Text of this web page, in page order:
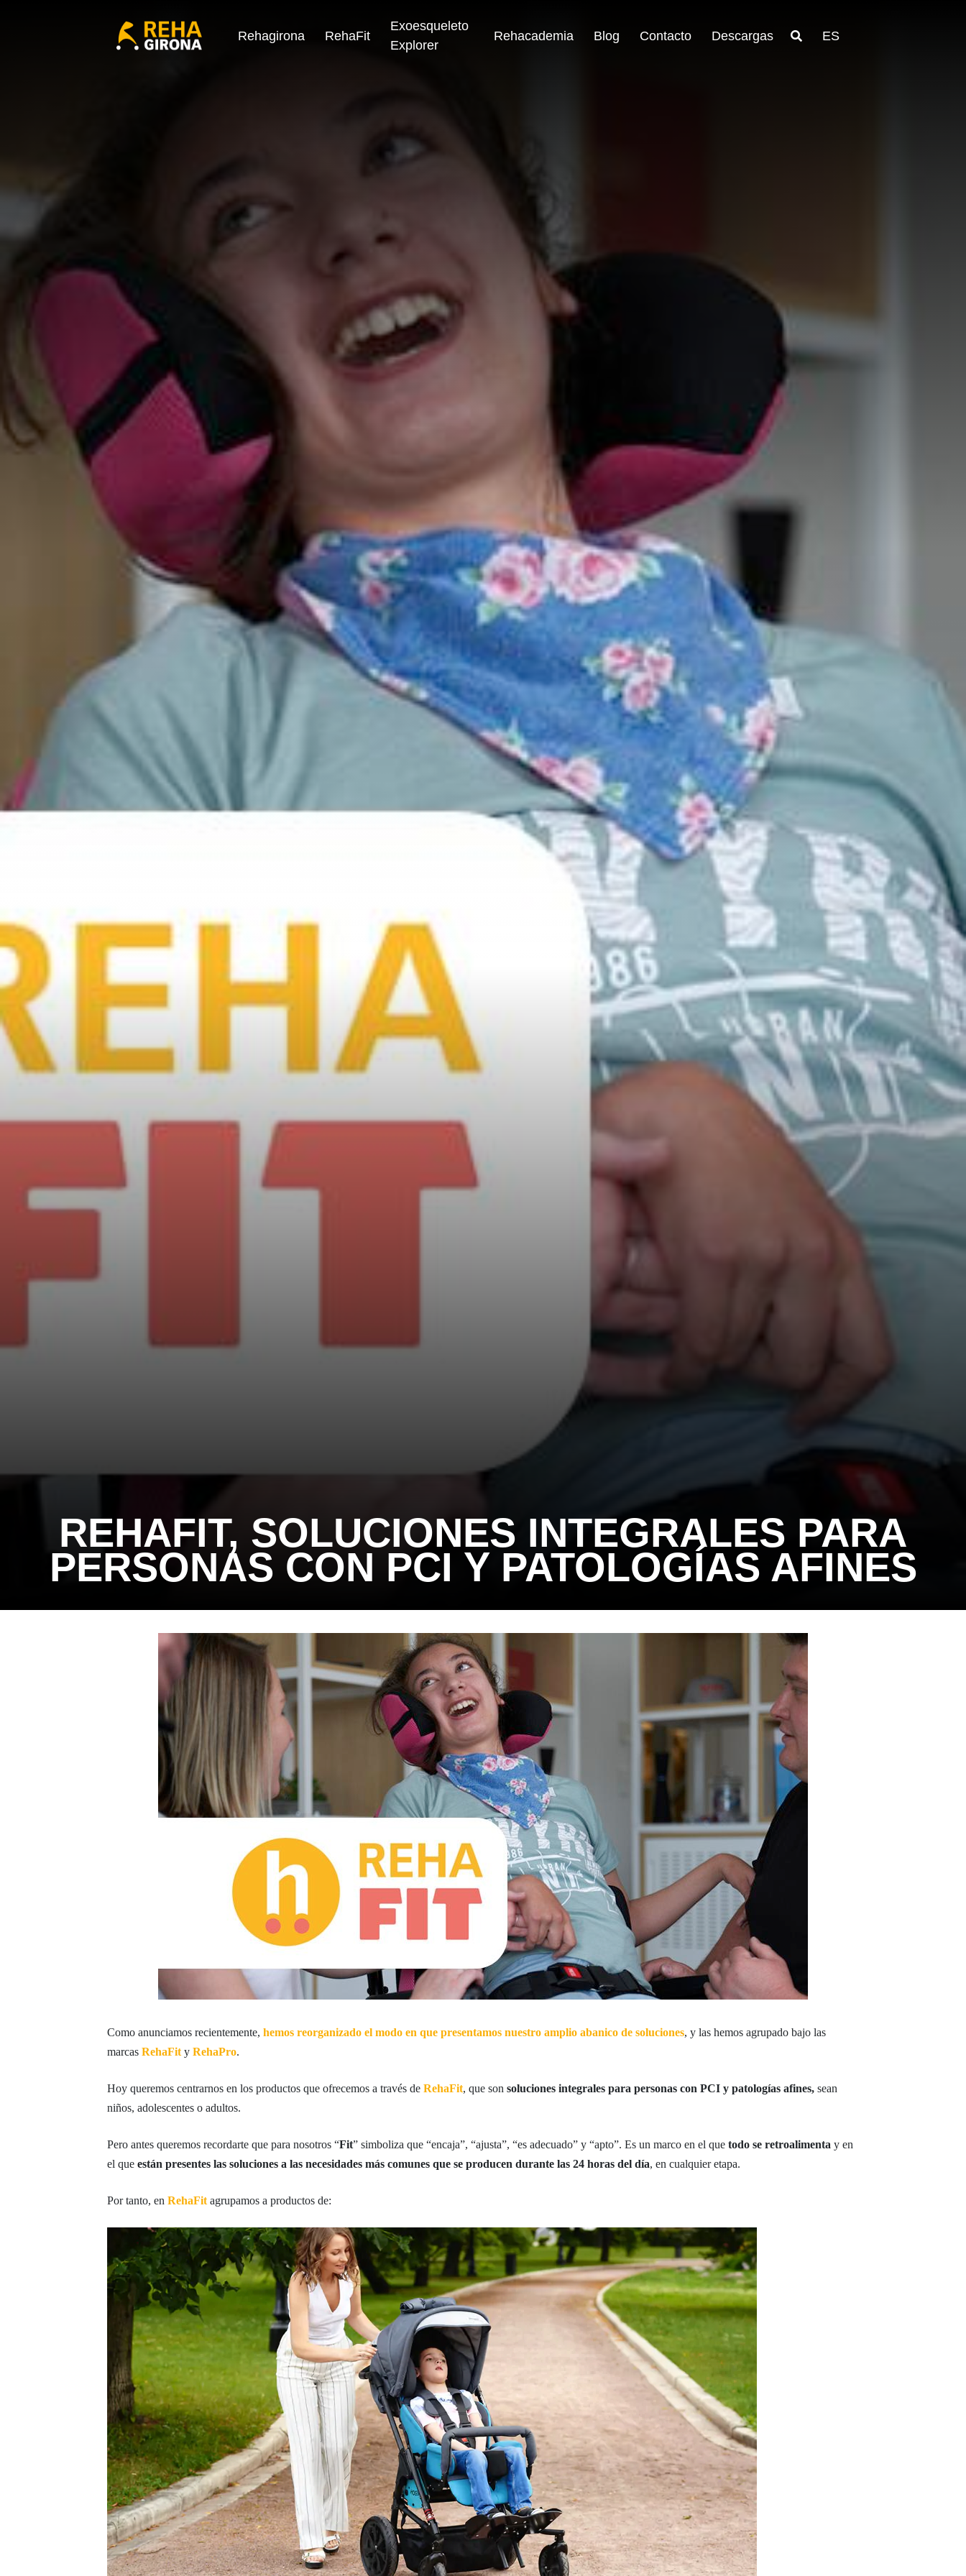
Rehagirona RehaFit
Exoesqueleto
Explorer
Rehacademia Blog Contacto Descargas ES
REHAFIT, SOLUCIONES INTEGRALES PARA
PERSONAS CON PCI Y PATOLOGÍAS AFINES
Como anunciamos recientemente,hemos reorganizado el modo en que presentamos nuestro amplio abanico de soluciones, y las hemos agrupado bajo las
marcasRehaFit yRehaPro.
Hoy queremos centrarnos en los productos que ofrecemos a través deRehaFit, que sonsoluciones integrales para personas con PCI y patologías afines,sean
niños, adolescentes o adultos.
Pero antes queremos recordarte que para nosotros “Fit” simboliza que “encaja”, “ajusta”, “es adecuado” y “apto”. Es un marco en el quetodo se retroalimenta y en
el queestán presentes las soluciones a las necesidades más comunes que se producen durante las 24 horas del día, en cualquier etapa.
Por tanto, enRehaFit agrupamos a productos de: